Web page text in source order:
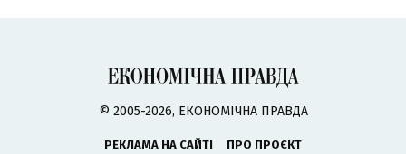
© 2005-2026, ЕКОНОМІЧНА ПРАВДА
РЕКЛАМА НА САЙТІ
ПРО ПРОЄКТ